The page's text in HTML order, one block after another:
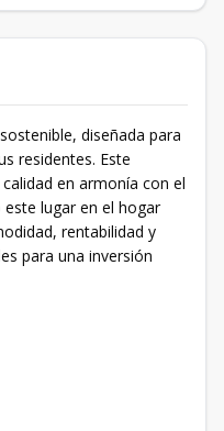
diseñada para
residentes. Este
en armonía con el
lugar en el hogar
rentabilidad y
para una inversión